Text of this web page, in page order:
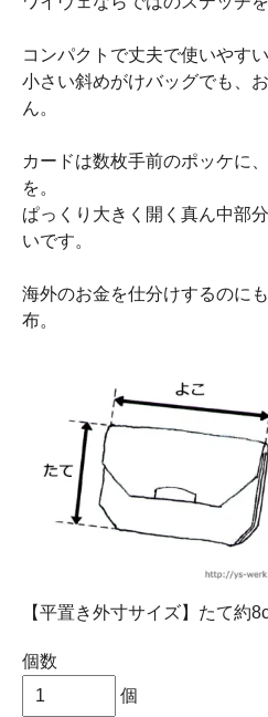
コンパクトで丈夫で使いやす
小さい斜めがけバッグでも、
ん。
カードは数枚手前のポッケに
を。
ぱっくり大きく開く真ん中部
いです。
海外のお金を仕分けするのに
布。
【平置き外寸サイズ】たて約
個数
個